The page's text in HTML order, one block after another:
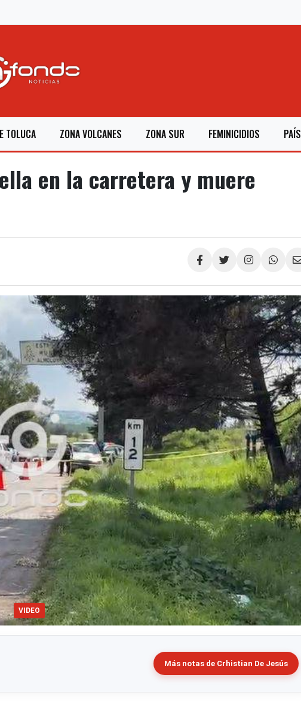
TOLUCA ZONA VOLCANES ZONA SUR FEMINICIDIOS PAÍS
en la carretera y muere
Compartir
VIDEO
Más notas de Crhistian De Jesús